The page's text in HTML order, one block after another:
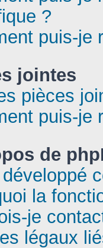
?
puis-je
jointes
pièces
puis-je
de
la
je
légaux